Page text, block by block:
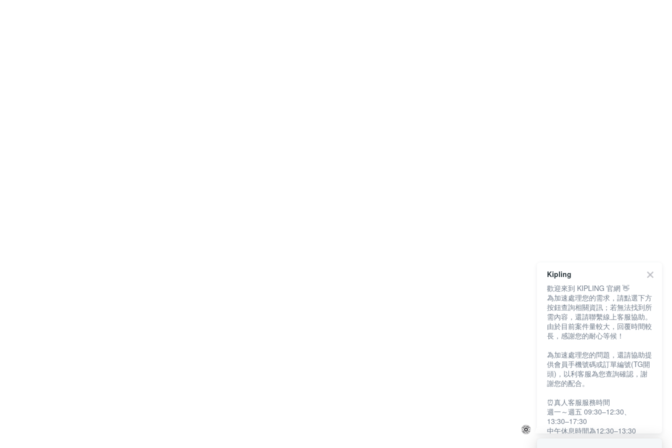
Kipling
歡迎來到 KIPLING 官網 👋
為加速處理您的需求，請點選下方
按鈕查詢相關資訊；若無法找到所
需內容，還請聯繫線上客服協助。
由於目前案件量較大，回覆時間較
長，感謝您的耐心等候！
為加速處理您的問題，還請協助提
供會員手機號碼或訂單編號(TG開
頭)，以利客服為您查詢確認，謝
謝您的配合。
⏰真人客服服務時間
週一～週五 09:30–12:30、
13:30–17:30
中午休息時間為12:30–13:30